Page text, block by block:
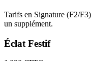
Tarifs en Signature (F2/
un supplément.
Éclat Festif